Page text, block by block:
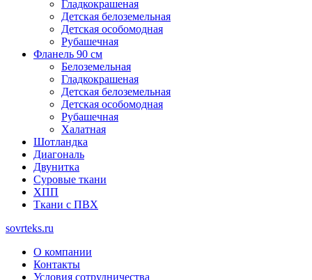
Гладкокрашеная
Детская белоземельная
Детская особомодная
Рубашечная
Фланель 90 см
Белоземельная
Гладкокрашеная
Детская белоземельная
Детская особомодная
Рубашечная
Халатная
Шотландка
Диагональ
Двунитка
Суровые ткани
ХПП
Ткани с ПВХ
sovrteks.ru
О компании
Контакты
Условия сотрудничества